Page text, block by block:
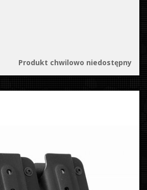
Produkt chwilowo niedostępny